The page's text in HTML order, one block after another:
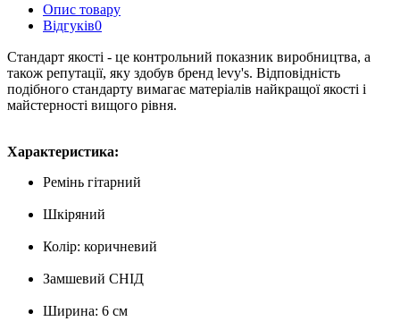
Опис товару
Відгуків0
Стандарт якості - це контрольний показник виробництва, а
також репутації, яку здобув бренд levy's. Відповідність
подібного стандарту вимагає матеріалів найкращої якості і
майстерності вищого рівня.
Характеристика:
Ремінь гітарний
Шкіряний
Колір: коричневий
Замшевий СНІД
Ширина: 6 см